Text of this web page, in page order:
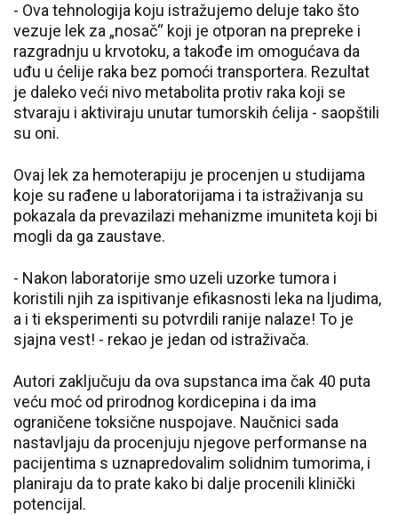
- Ova tehnologija koju istražujemo deluje tako što
vezuje lek za „nosač“ koji je otporan na prepreke i
razgradnju u krvotoku, a takođe im omogućava da
uđu u ćelije raka bez pomoći transportera. Rezultat
je daleko veći nivo metabolita protiv raka koji se
stvaraju i aktiviraju unutar tumorskih ćelija - saopštili
su oni.
Ovaj lek za hemoterapiju je procenjen u studijama
koje su rađene u laboratorijama i ta istraživanja su
pokazala da prevazilazi mehanizme imuniteta koji bi
mogli da ga zaustave.
- Nakon laboratorije smo uzeli uzorke tumora i
koristili njih za ispitivanje efikasnosti leka na ljudima,
a i ti eksperimenti su potvrdili ranije nalaze! To je
sjajna vest! - rekao je jedan od istraživača.
Autori zaključuju da ova supstanca ima čak 40 puta
veću moć od prirodnog kordicepina i da ima
ograničene toksične nuspojave. Naučnici sada
nastavljaju da procenjuju njegove performanse na
pacijentima s uznapredovalim solidnim tumorima, i
planiraju da to prate kako bi dalje procenili klinički
potencijal.